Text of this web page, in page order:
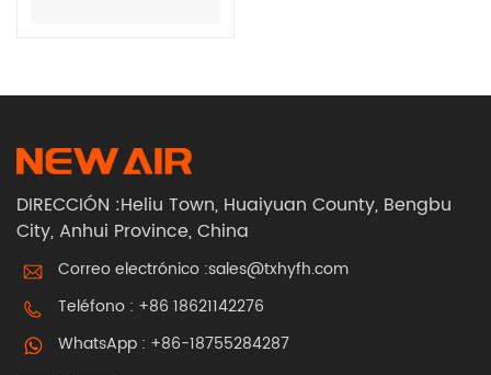
DIRECCIÓN :Heliu Town, Huaiyuan County, Bengbu
City, Anhui Province, China
Correo electrónico :sales@txhyfh.com
Teléfono : +86 18621142276
WhatsApp : +86-18755284287